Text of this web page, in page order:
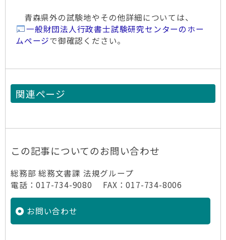
青森県外の試験地やその他詳細については、
一般財団法人行政書士試験研究センターのホー
ムページで御確認ください。
関連ページ
この記事についてのお問い合わせ
総務部 総務文書課 法規グループ
電話：017-734-9080 FAX：017-734-8006
お問い合わせ